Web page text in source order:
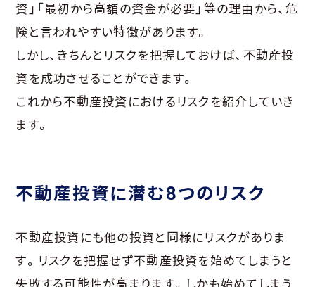
資」「最初から高額の資金が必要」等の理由から、危
険と言われやすい特徴があります。
しかし、きちんとリスクを把握しておけば、不動産投
資を成功させることができます。
これから不動産投資におけるリスクを紹介していき
ます。
不動産投資に潜む8つのリスク
不動産投資にも他の投資と同様にリスクがありま
す。リスクを把握せず不動産投資を始めてしまうと
失敗する可能性が高まります。しかも始めてしまう